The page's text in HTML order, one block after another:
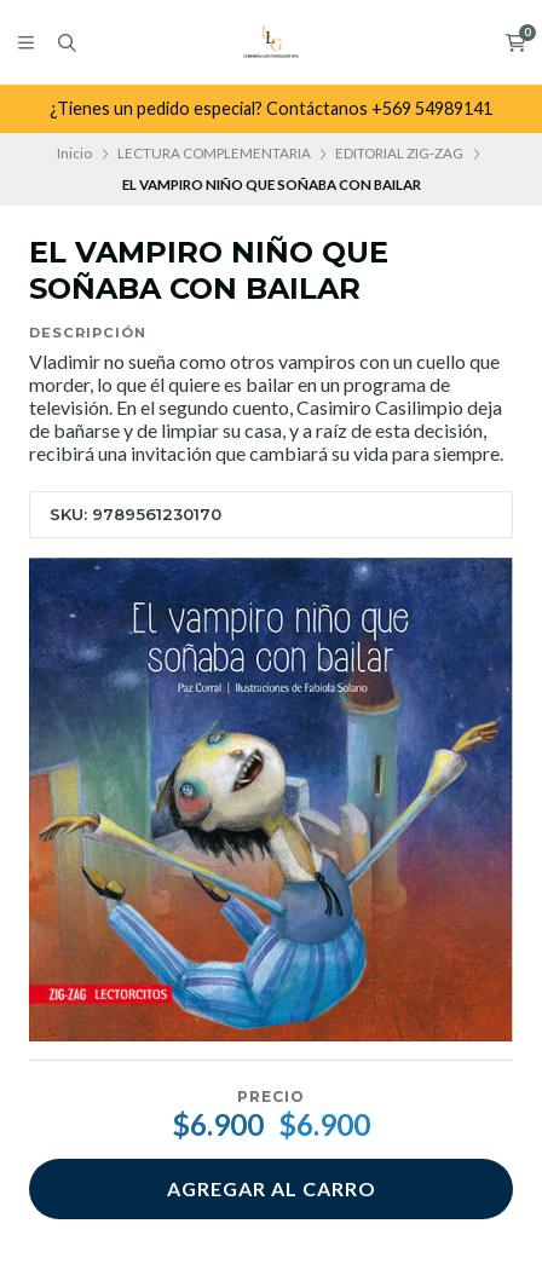
0
¿Tienes un pedido especial? Contáctanos +569 54989141
Inicio LECTURA COMPLEMENTARIA
EDITORIAL ZIG-ZAG
EL VAMPIRO NIÑO QUE SOÑABA CON BAILAR
EL VAMPIRO NIÑO QUE
SOÑABA CON BAILAR
DESCRIPCIÓN
Vladimir no sueña como otros vampiros con un cuello que
morder, lo que él quiere es bailar en un programa de
televisión. En el segundo cuento, Casimiro Casilimpio deja
de bañarse y de limpiar su casa, y a raíz de esta decisión,
recibirá una invitación que cambiará su vida para siempre.
SKU: 9789561230170
PRECIO
$6.900 $6.900
AGREGAR AL CARRO